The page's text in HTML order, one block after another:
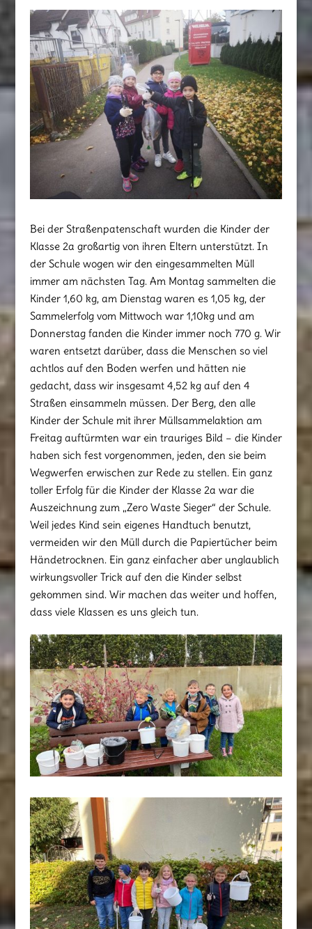
Bei der Straßenpatenschaft wurden die Kinder der
Klasse 2a großartig von ihren Eltern unterstützt. In
der Schule wogen wir den eingesammelten Müll
immer am nächsten Tag. Am Montag sammelten die
Kinder 1,60 kg, am Dienstag waren es 1,05 kg, der
Sammelerfolg vom Mittwoch war 1,10kg und am
Donnerstag fanden die Kinder immer noch 770 g. Wir
waren entsetzt darüber, dass die Menschen so viel
achtlos auf den Boden werfen und hätten nie
gedacht, dass wir insgesamt 4,52 kg auf den 4
Straßen einsammeln müssen. Der Berg, den alle
Kinder der Schule mit ihrer Müllsammelaktion am
Freitag auftürmten war ein trauriges Bild – die Kinder
haben sich fest vorgenommen, jeden, den sie beim
Wegwerfen erwischen zur Rede zu stellen. Ein ganz
toller Erfolg für die Kinder der Klasse 2a war die
Auszeichnung zum „Zero Waste Sieger“ der Schule.
Weil jedes Kind sein eigenes Handtuch benutzt,
vermeiden wir den Müll durch die Papiertücher beim
Händetrocknen. Ein ganz einfacher aber unglaublich
wirkungsvoller Trick auf den die Kinder selbst
gekommen sind. Wir machen das weiter und hoffen,
dass viele Klassen es uns gleich tun.